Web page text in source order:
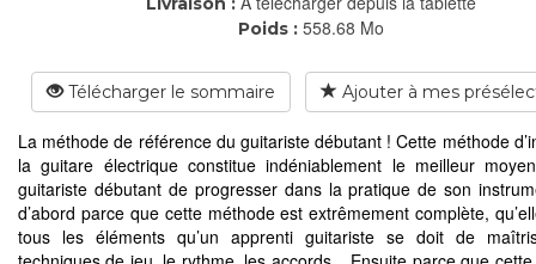
Poids : 558.68 Mo
Télécharger le sommaire Ajouter à mes
La méthode de référence du guitariste débutant ! Cette méthode
la guitare électrique constitue indéniablement le meilleur
guitariste débutant de progresser dans la pratique de son
d’abord parce que cette méthode est extrêmement complète,
tous les éléments qu’un apprenti guitariste se doit de